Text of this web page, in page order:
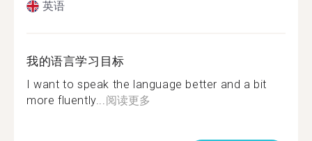
英语
我的语言学习目标
I want to speak the language better and a bit
more fluently...阅读更多